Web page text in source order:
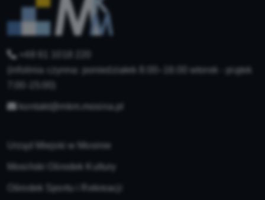
+48 61 1018 220
(infolinia czynna: poniedziałek 8:00–16:00 wtorek - piątek
kontakt@mkm.mosina.pl
Urząd Miejski w Mosinie
Mosiński Ośrodek Kultury
Ośrodek Sportu i Rekreacji